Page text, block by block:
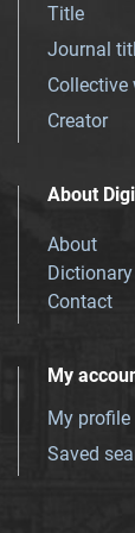
Title
Journal
Collective
Creator
About
About
Dictionary
Contact
My
My profile
Saved